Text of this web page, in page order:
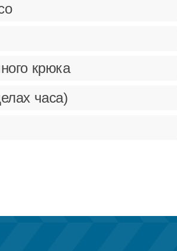
крюка
часа)